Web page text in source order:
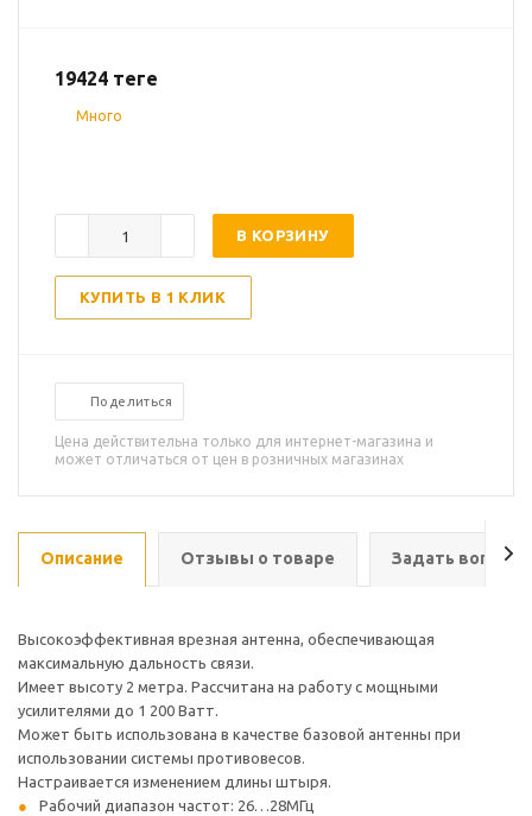
19424 теңге
Много
В КОРЗИНУ
КУПИТЬ В 1 КЛИК
Поделиться
Цена действительна только для интернет-магазина и
может отличаться от цен в розничных магазинах
Описание Отзывы о товаре Задать вопрос
Высокоэффективная врезная антенна, обеспечивающая
максимальную дальность связи.
Имеет высоту 2 метра. Рассчитана на работу с мощными
усилителями до 1 200 Ватт.
Может быть использована в качестве базовой антенны при
использовании системы противовесов.
Настраивается изменением длины штыря.
Рабочий диапазон частот: 26…28МГц